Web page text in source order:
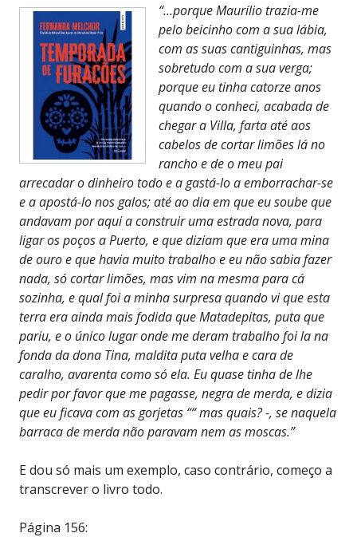
“…porque Maurílio trazia-me
pelo beicinho com a sua lábia,
com as suas cantiguinhas, mas
sobretudo com a sua verga;
porque eu tinha catorze anos
quando o conheci, acabada de
chegar a Villa, farta até aos
cabelos de cortar limões lá no
rancho e de o meu pai
arrecadar o dinheiro todo e a gastá-lo a emborrachar-se
e a apostá-lo nos galos; até ao dia em que eu soube que
andavam por aqui a construir uma estrada nova, para
ligar os poços a Puerto, e que diziam que era uma mina
de ouro e que havia muito trabalho e eu não sabia fazer
nada, só cortar limões, mas vim na mesma para cá
sozinha, e qual foi a minha surpresa quando vi que esta
terra era ainda mais fodida que Matadepitas, puta que
pariu, e o único lugar onde me deram trabalho foi la na
fonda da dona Tina, maldita puta velha e cara de
caralho, avarenta como só ela. Eu quase tinha de lhe
pedir por favor que me pagasse, negra de merda, e dizia
que eu ficava com as gorjetas ““ mas quais? -, se naquela
barraca de merda não paravam nem as moscas.”
E dou só mais um exemplo, caso contrário, começo a
transcrever o livro todo.
Página 156: